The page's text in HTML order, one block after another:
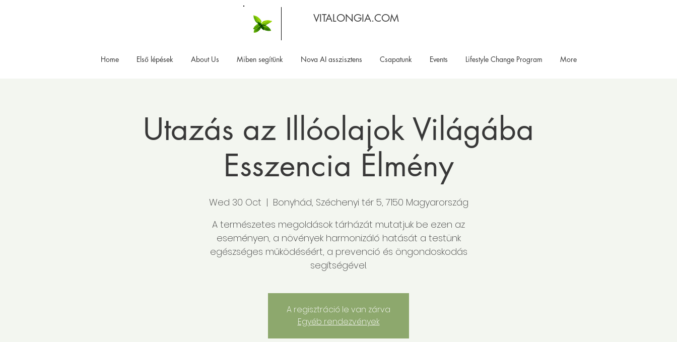
VITALONGIA.COM
Home Első lépések About Us Miben segítünk Nova AI asszisztens Csapatunk Events Lifestyle Change Program More
Utazás az Illóolajok Világába
Esszencia Élmény
Wed 30 Oct
  |
Bonyhád, Széchenyi tér 5, 7150 Magyarország
A természetes megoldások tárházát mutatjuk be ezen az
eseményen, a növények harmonizáló hatását a testünk
egészséges működéséért, a prevenció és öngondoskodás
segítségével.
A regisztráció le van zárva
Egyéb rendezvények